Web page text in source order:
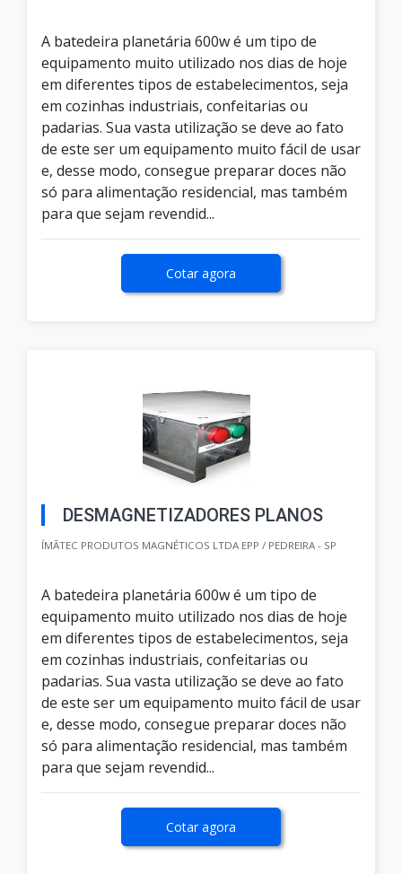
A batedeira planetária 600w é um tipo de
equipamento muito utilizado nos dias de hoje
em diferentes tipos de estabelecimentos, seja
em cozinhas industriais, confeitarias ou
padarias. Sua vasta utilização se deve ao fato
de este ser um equipamento muito fácil de usar
e, desse modo, consegue preparar doces não
só para alimentação residencial, mas também
para que sejam revendid...
Cotar agora
DESMAGNETIZADORES PLANOS
ÍMÃTEC PRODUTOS MAGNÉTICOS LTDA EPP / PEDREIRA - SP
A batedeira planetária 600w é um tipo de
equipamento muito utilizado nos dias de hoje
em diferentes tipos de estabelecimentos, seja
em cozinhas industriais, confeitarias ou
padarias. Sua vasta utilização se deve ao fato
de este ser um equipamento muito fácil de usar
e, desse modo, consegue preparar doces não
só para alimentação residencial, mas também
para que sejam revendid...
Cotar agora